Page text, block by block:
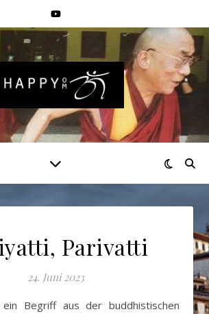
Parivatti
24. Juni 2023